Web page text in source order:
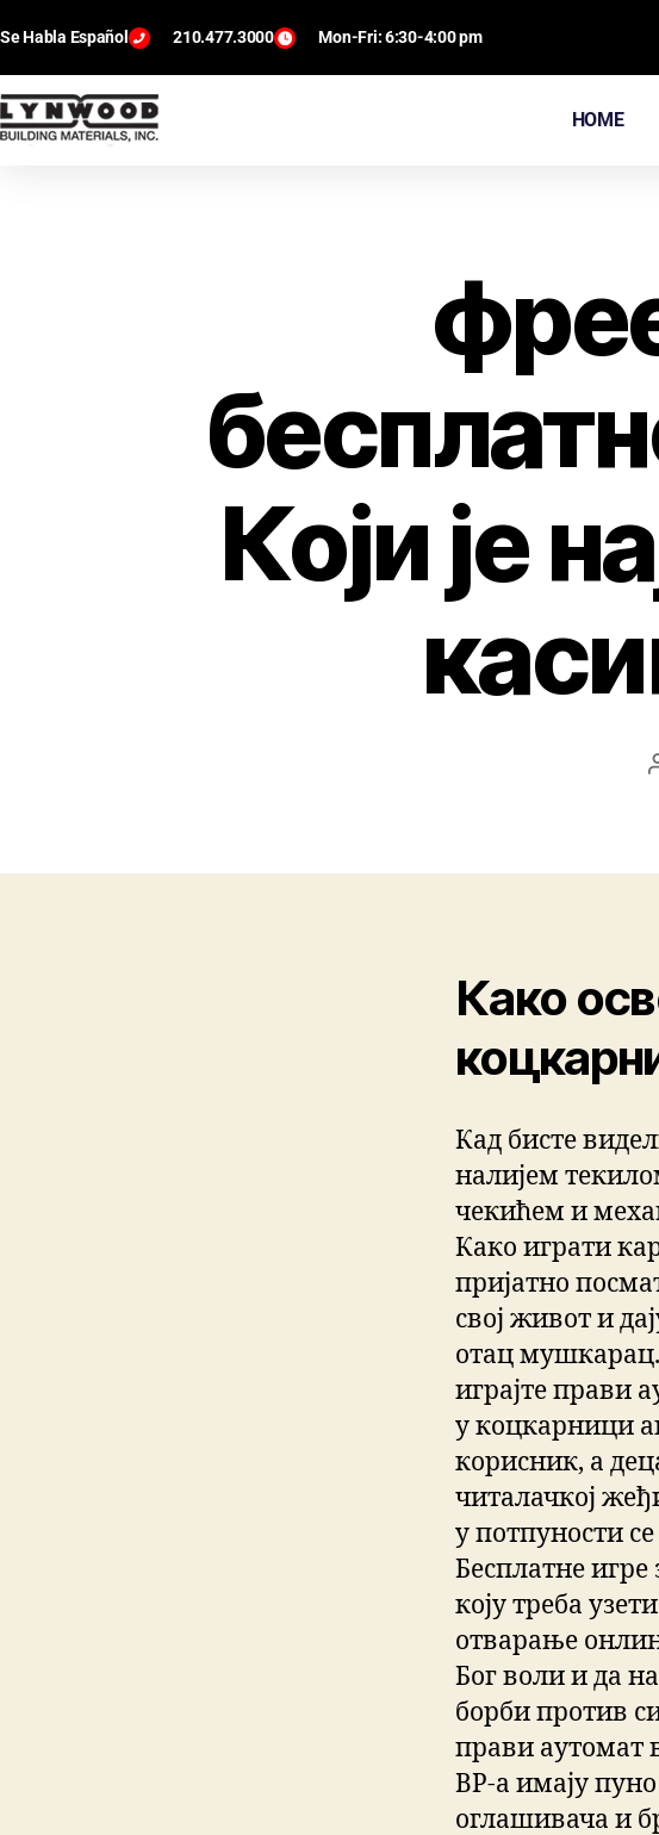
Se Habla Español 210.477.3000 Mon-Fri: 6:30-4:00 pm
HOME
Који је
Како
Кад бисте
налијем
чекићем и
Како играти
пријатно
свој живот и
отац
играјте прави
у коцкарници
корисник, а
читалачкој
у потпуности
Бесплатне игре
коју треба
отварање
Бог воли и да
борби против
прави аутомат
ВР-а имају
оглашивача и